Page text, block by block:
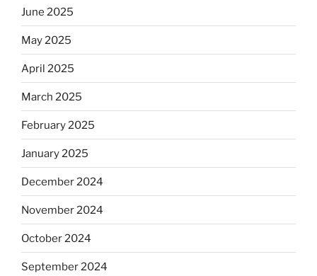
June 2025
May 2025
April 2025
March 2025
February 2025
January 2025
December 2024
November 2024
October 2024
September 2024